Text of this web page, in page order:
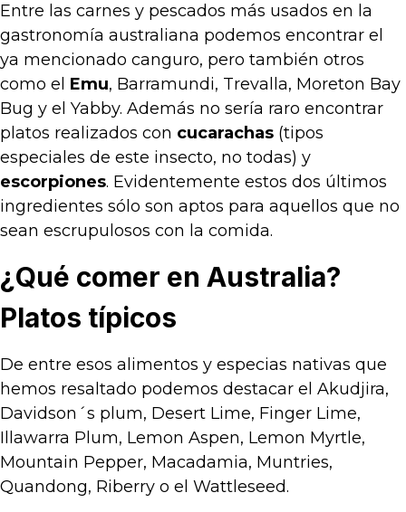
Entre las carnes y pescados más usados en la
gastronomía australiana podemos encontrar el
ya mencionado canguro, pero también otros
como el Emu, Barramundi, Trevalla, Moreton Bay
Bug y el Yabby. Además no sería raro encontrar
platos realizados con cucarachas (tipos
especiales de este insecto, no todas) y
escorpiones. Evidentemente estos dos últimos
ingredientes sólo son aptos para aquellos que no
sean escrupulosos con la comida.
¿Qué comer en Australia?
Platos típicos
De entre esos alimentos y especias nativas que
hemos resaltado podemos destacar el Akudjira,
Davidson´s plum, Desert Lime, Finger Lime,
Illawarra Plum, Lemon Aspen, Lemon Myrtle,
Mountain Pepper, Macadamia, Muntries,
Quandong, Riberry o el Wattleseed.